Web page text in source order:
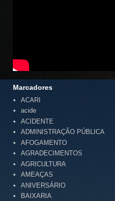
Marcadores
ACARI
acide
ACIDENTE
ADMINISTRAÇÃO PÚBLICA
AFOGAMENTO
AGRADECIMENTOS
AGRICULTURA
AMEAÇAS
ANIVERSÁRIO
BAIXARIA